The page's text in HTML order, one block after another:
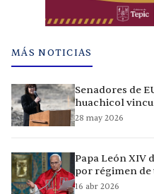
MÁS NOTICIAS
Senadores de
huachicol
28 may 2026
Papa León XIV
por régimen de
16 abr 2026